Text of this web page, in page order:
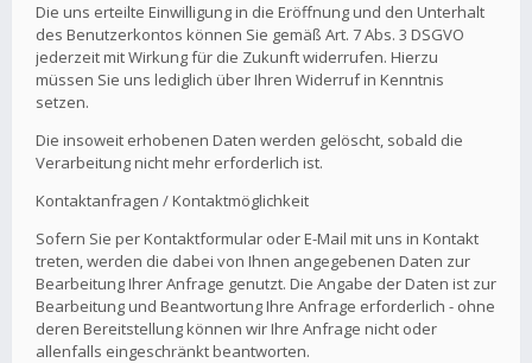
Die uns erteilte Einwilligung in die Eröffnung und den Unterhalt
des Benutzerkontos können Sie gemäß Art. 7 Abs. 3 DSGVO
jederzeit mit Wirkung für die Zukunft widerrufen. Hierzu
müssen Sie uns lediglich über Ihren Widerruf in Kenntnis
setzen.
Die insoweit erhobenen Daten werden gelöscht, sobald die
Verarbeitung nicht mehr erforderlich ist.
Kontaktanfragen / Kontaktmöglichkeit
Sofern Sie per Kontaktformular oder E-Mail mit uns in Kontakt
treten, werden die dabei von Ihnen angegebenen Daten zur
Bearbeitung Ihrer Anfrage genutzt. Die Angabe der Daten ist zur
Bearbeitung und Beantwortung Ihre Anfrage erforderlich - ohne
deren Bereitstellung können wir Ihre Anfrage nicht oder
allenfalls eingeschränkt beantworten.